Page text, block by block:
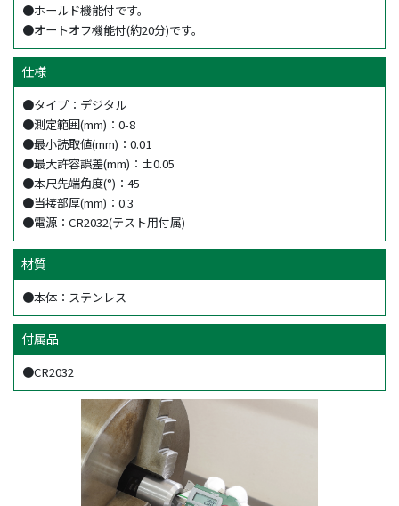
●ホールド機能付です。
●オートオフ機能付(約20分)です。
仕様
●タイプ：デジタル
●測定範囲(mm)：0-8
●最小読取値(mm)：0.01
●最大許容誤差(mm)：±0.05
●本尺先端角度(°)：45
●当接部厚(mm)：0.3
●電源：CR2032(テスト用付属)
材質
●本体：ステンレス
付属品
●CR2032